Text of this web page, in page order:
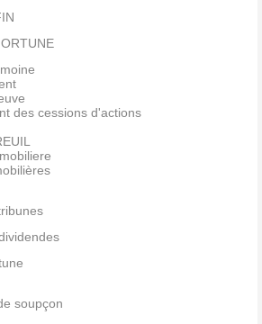
des cessions d'actions
soupçon